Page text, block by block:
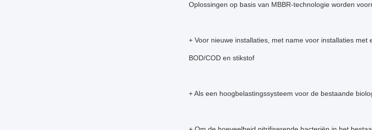
Oplossingen op basis van MBBR-technologie worden
+ Voor nieuwe installaties, met name voor installaties
BOD/COD en stikstof
+ Als een hoogbelastingssysteem voor de bestaande